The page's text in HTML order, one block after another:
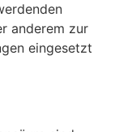
anderem zur
eingesetzt